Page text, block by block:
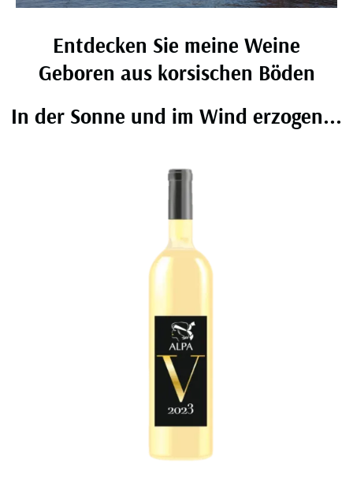
Entdecken Sie meine Weine
Geboren aus korsischen Böden
In der Sonne und im Wind erzogen...